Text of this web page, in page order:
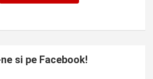
si pe Facebook!